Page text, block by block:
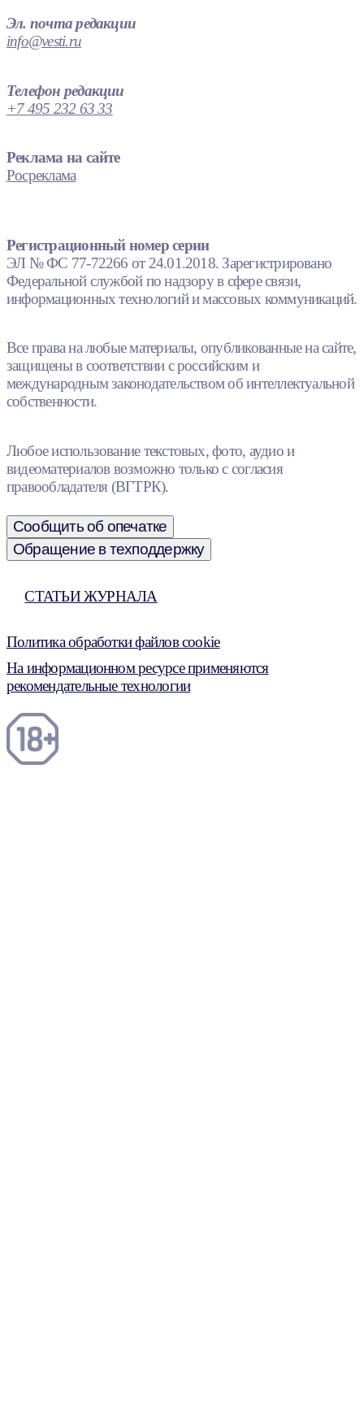
Эл. почта редакции
info@vesti.ru
Телефон редакции
+7 495 232 63 33
Реклама на сайте
Росреклама
Регистрационный номер серии
ЭЛ № ФС 77-72266 от 24.01.2018. Зарегистрировано
Федеральной службой по надзору в сфере связи,
информационных технологий и массовых коммуникаций.
Все права на любые материалы, опубликованные на сайте,
защищены в соответствии с российским и
международным законодательством об интеллектуальной
собственности.
Любое использование текстовых, фото, аудио и
видеоматериалов возможно только с согласия
правообладателя (ВГТРК).
Сообщить об опечатке
Обращение в техподдержку
СТАТЬИ ЖУРНАЛА
Политика обработки файлов cookie
На информационном ресурсе применяются
рекомендательные технологии